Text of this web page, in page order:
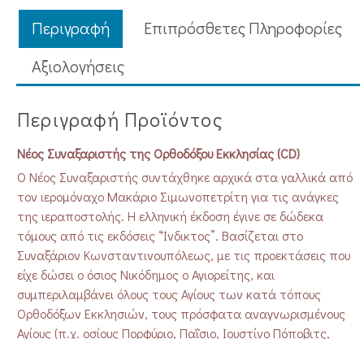
Περιγραφή
Επιπρόσθετες Πληροφορίες
Aξιολογήσεις
Περιγραφή Προϊόντος
Νέος Συναξαριστής της Ορθοδόξου Εκκλησίας (CD)
Ο Νέος Συναξαριστής συντάχθηκε αρχικά στα γαλλικά από
τον ιερομόναχο Μακάριο Σιμωνοπετρίτη για τις ανάγκες
της ιεραποστολής. Η ελληνική έκδοση έγινε σε δώδεκα
τόμους από τις εκδόσεις “Ίνδικτος”. Βασίζεται στο
Συναξάριον Κωνσταντινουπόλεως, με τις προεκτάσεις που
είχε δώσει ο όσιος Νικόδημος ο Αγιορείτης, και
συμπεριλαμβάνει όλους τους Αγίους των κατά τόπους
Ορθοδόξων Εκκλησιών, τους πρόσφατα αναγνωρισμένους
Αγίους (π.χ. οσίους Πορφύριο, Παΐσιο, Ιουστίνο Πόποβιτς,